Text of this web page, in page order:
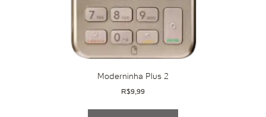
Moderninha Plus 2
R$9,99